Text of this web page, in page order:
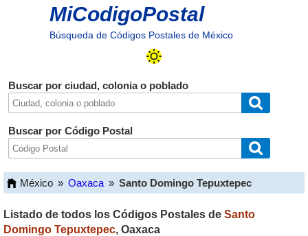
MiCodigoPostal
Búsqueda de Códigos Postales de México
Buscar por ciudad, colonia o poblado
Buscar por Código Postal
México » Oaxaca » Santo Domingo Tepuxtepec
Listado de todos los Códigos Postales de Santo
Domingo Tepuxtepec, Oaxaca